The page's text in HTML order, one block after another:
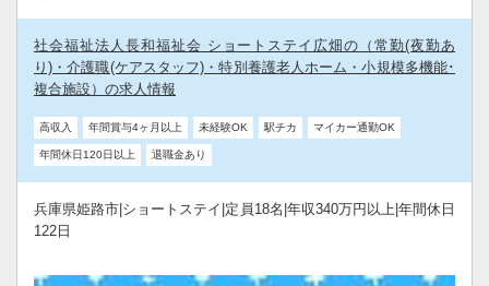
社会福祉法人長和福祉会 ショートステイ広畑の（常勤(夜勤あ
り)・介護職(ケアスタッフ)・特別養護老人ホーム・小規模多機能･
複合施設）の求人情報
高収入 年間賞与4ヶ月以上 未経験OK 駅チカ マイカー通勤OK
年間休日120日以上 退職金あり
兵庫県姫路市|ショートステイ|定員18名|年収340万円以上|年間休日
122日